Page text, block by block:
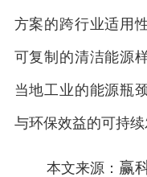
方案的跨行业适用
可复制的清洁能源
当地工业的能源瓶
与环保效益的可持续
本文来源： 赢